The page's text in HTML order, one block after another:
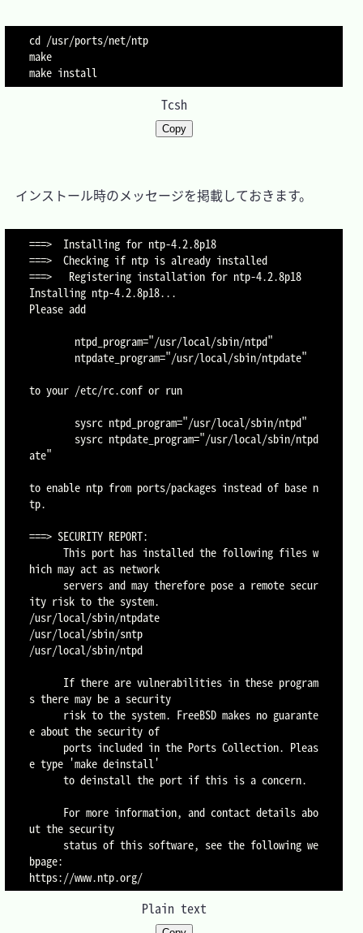
cd /usr/ports/net/ntp
make
make install
Tcsh
Copy
インストール時のメッセージを掲載しておきます。
===>  Installing for ntp-4.2.8p18
===>  Checking if ntp is already installed
===>   Registering installation for ntp-4.2.8p18
Installing ntp-4.2.8p18...
Please add
to your /etc/rc.conf or run
ate"
to enable ntp from ports/packages instead of base n
tp.
===> SECURITY REPORT:
      This port has installed the following files w
hich may act as network
ity risk to the system.
/usr/local/sbin/ntpdate
/usr/local/sbin/sntp
/usr/local/sbin/ntpd
s there may be a security
e about the security of
e type 'make deinstall'
      to deinstall the port if this is a concern.
ut the security
bpage:
https://www.ntp.org/
Plain text